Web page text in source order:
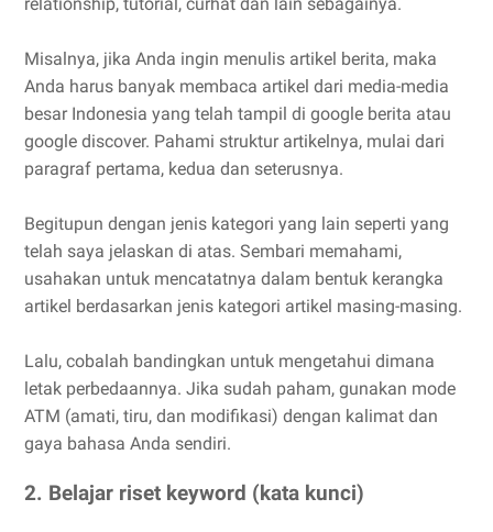
Misalnya, jika Anda ingin menulis artikel berita, maka
Anda harus banyak membaca artikel dari media-media
besar Indonesia yang telah tampil di google berita atau
google discover. Pahami struktur artikelnya, mulai dari
paragraf pertama, kedua dan seterusnya.
Begitupun dengan jenis kategori yang lain seperti yang
telah saya jelaskan di atas. Sembari memahami,
usahakan untuk mencatatnya dalam bentuk kerangka
artikel berdasarkan jenis kategori artikel masing-masing.
Lalu, cobalah bandingkan untuk mengetahui dimana
letak perbedaannya. Jika sudah paham, gunakan mode
ATM (amati, tiru, dan modifikasi) dengan kalimat dan
gaya bahasa Anda sendiri.
2. Belajar riset keyword (kata kunci)